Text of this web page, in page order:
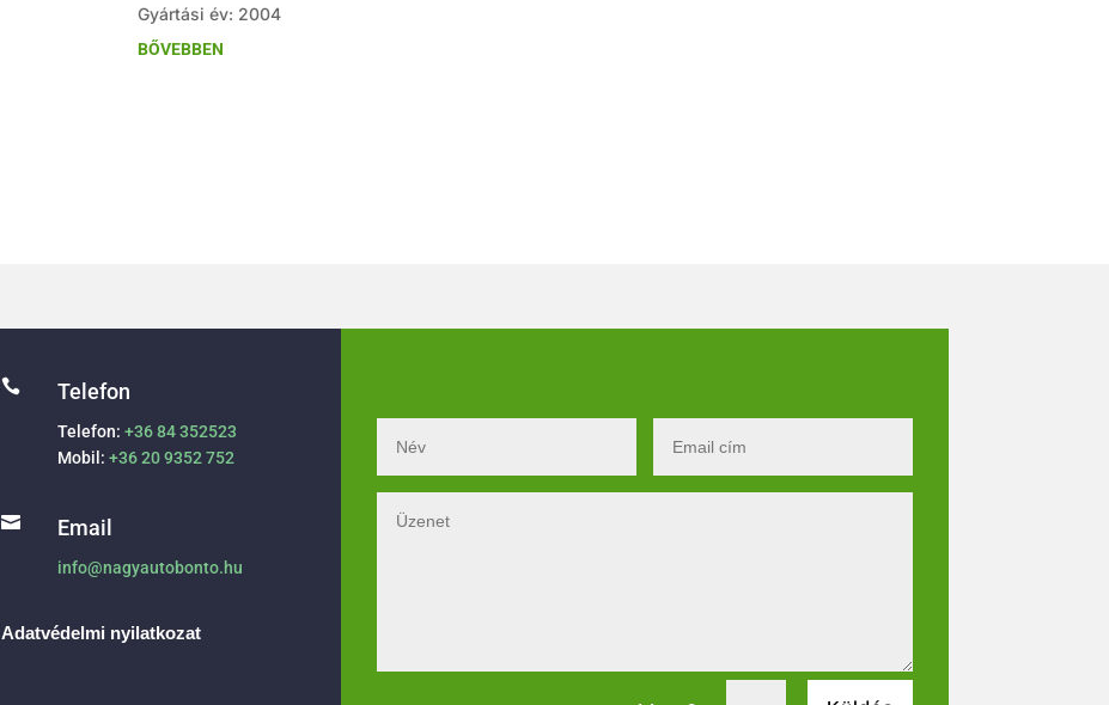
Gyártási év: 2004
BŐVEBBEN
 Telefon
Telefon:+36 84 352523
Mobil:+36 20 9352 752
 Email
info@nagyautobonto.hu
Adatvédelmi nyilatkozat